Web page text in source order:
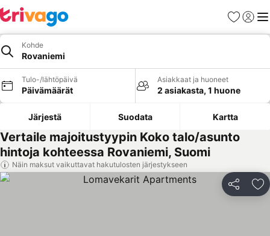
Suosikit
Kohde
Rovaniemi
Tulo-/lähtöpäivä
Päivämäärät
Asiakkaat ja huoneet
2 asiakasta, 1 huone
Järjestä Suodata Kartta
Vertaile majoitustyypin Koko talo/asunto
hintoja kohteessa Rovaniemi, Suomi
Näin maksut vaikuttavat hakutulosten järjestykseen
Jaa